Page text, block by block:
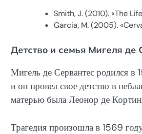
Smith, J. (2010). «The
Garcia, M. (2005).
Детство и семья Мигеля де
Мигель де Сервантес родился в
и он провел свое детство в
матерью была Леонор де
Трагедия произошла в 1569